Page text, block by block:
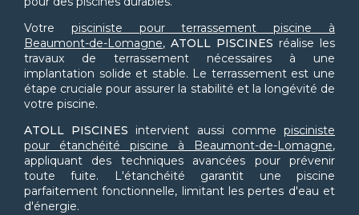
Votre pisciniste pour terrassement piscine à
Beaumont-de-Lomagne, ATOLL PISCINES réalise les
travaux de terrassement nécessaires à une
implantation solide et stable. Le terrassement est une
étape cruciale pour assurer la stabilité et la longévité de
votre piscine.
ATOLL PISCINES intervient aussi commepisciniste
pour étanchéité piscine à Beaumont-de-Lomagne,
appliquant des techniques avancées pour prévenir
toute fuite. L'étanchéité garantit une piscine
parfaitement fonctionnelle, limitant les pertes d'eau et
d'énergie.